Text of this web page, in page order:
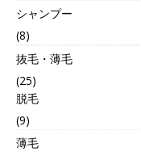
シャンプー
(8)
抜毛・薄毛
(25)
脱毛
(9)
薄毛